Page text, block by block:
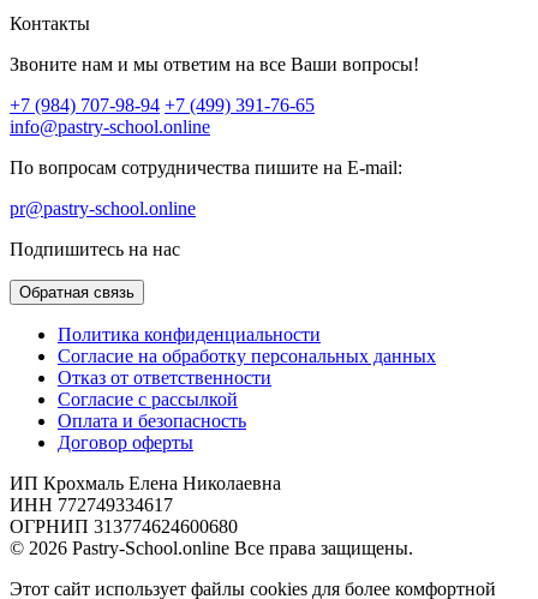
Контакты
Звоните нам и мы ответим на все Ваши вопросы!
+7 (984) 707-98-94 +7 (499) 391-76-65
info@pastry-school.online
По вопросам сотрудничества пишите на E-mail:
pr@pastry-school.online
Подпишитесь на нас
Обратная связь
Политика конфиденциальности
Согласие на обработку персональных данных
Отказ от ответственности
Согласие с рассылкой
Оплата и безопасность
Договор оферты
ИП Крохмаль Елена Николаевна
ИНН 772749334617
ОГРНИП 313774624600680
© 2026 Pastry-School.online Все права защищены.
Этот сайт использует файлы cookies для более комфортной